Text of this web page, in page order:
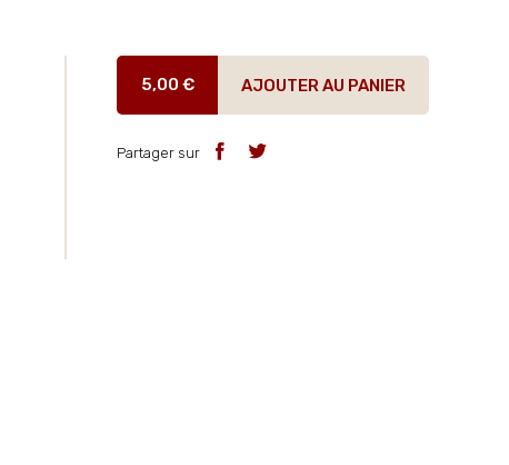
5,00 € AJOUTER AU PANIER
Partager sur